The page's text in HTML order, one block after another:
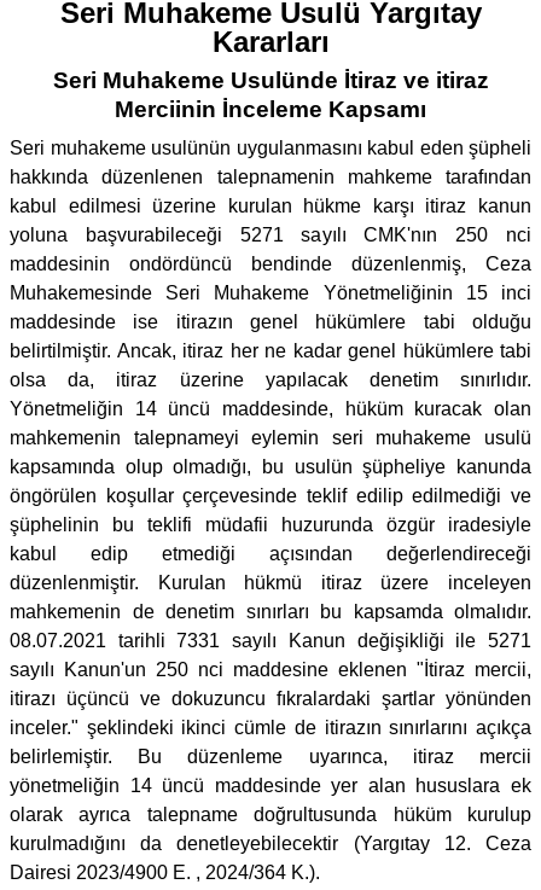
Seri Muhakeme Usulü Yargıtay
Kararları
Seri Muhakeme Usulünde İtiraz ve itiraz
Merciinin İnceleme Kapsamı
Seri muhakeme usulünün uygulanmasını kabul eden şüpheli
hakkında düzenlenen talepnamenin mahkeme tarafından
kabul edilmesi üzerine kurulan hükme karşı itiraz kanun
yoluna başvurabileceği 5271 sayılı CMK'nın 250 nci
maddesinin ondördüncü bendinde düzenlenmiş, Ceza
Muhakemesinde Seri Muhakeme Yönetmeliğinin 15 inci
maddesinde ise itirazın genel hükümlere tabi olduğu
belirtilmiştir. Ancak, itiraz her ne kadar genel hükümlere tabi
olsa da, itiraz üzerine yapılacak denetim sınırlıdır.
Yönetmeliğin 14 üncü maddesinde, hüküm kuracak olan
mahkemenin talepnameyi eylemin seri muhakeme usulü
kapsamında olup olmadığı, bu usulün şüpheliye kanunda
öngörülen koşullar çerçevesinde teklif edilip edilmediği ve
şüphelinin bu teklifi müdafii huzurunda özgür iradesiyle
kabul edip etmediği açısından değerlendireceği
düzenlenmiştir. Kurulan hükmü itiraz üzere inceleyen
mahkemenin de denetim sınırları bu kapsamda olmalıdır.
08.07.2021 tarihli 7331 sayılı Kanun değişikliği ile 5271
sayılı Kanun'un 250 nci maddesine eklenen "İtiraz mercii,
itirazı üçüncü ve dokuzuncu fıkralardaki şartlar yönünden
inceler." şeklindeki ikinci cümle de itirazın sınırlarını açıkça
belirlemiştir. Bu düzenleme uyarınca, itiraz mercii
yönetmeliğin 14 üncü maddesinde yer alan hususlara ek
olarak ayrıca talepname doğrultusunda hüküm kurulup
kurulmadığını da denetleyebilecektir (Yargıtay 12. Ceza
Dairesi 2023/4900 E. , 2024/364 K.).